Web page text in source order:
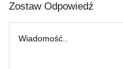
Zostaw Odpowiedź